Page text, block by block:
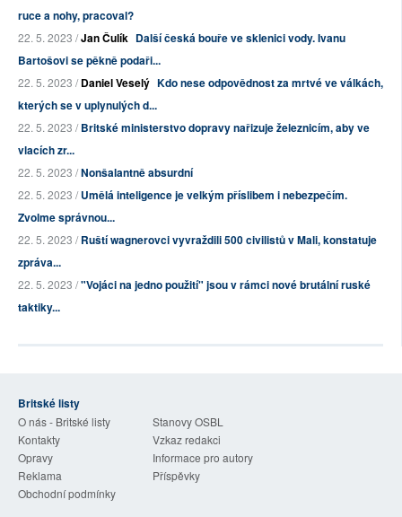
ruce a nohy, pracoval?
22. 5. 2023 /Jan Čulík Další česká bouře ve sklenici vody. Ivanu
Bartošovi se pěkně podaři...
22. 5. 2023 /Daniel Veselý Kdo nese odpovědnost za mrtvé ve válkách,
kterých se v uplynulých d...
22. 5. 2023 /Britské ministerstvo dopravy nařizuje železnicím, aby ve
vlacích zr...
22. 5. 2023 /Nonšalantně absurdní
22. 5. 2023 /Umělá inteligence je velkým příslibem i nebezpečím.
Zvolme správnou...
22. 5. 2023 /Ruští wagnerovci vyvraždili 500 civilistů v Mali, konstatuje
zpráva...
22. 5. 2023 /"Vojáci na jedno použití" jsou v rámci nové brutální ruské
taktiky...
Britské listy
O nás - Britské listy
Stanovy OSBL
Kontakty
Vzkaz redakci
Opravy
Informace pro autory
Reklama
Příspěvky
Obchodní podmínky